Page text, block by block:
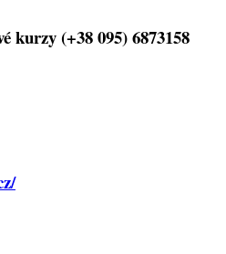
kurzy (+38 095) 6873158